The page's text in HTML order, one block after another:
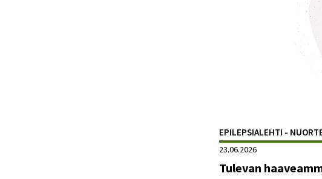
EPILEPSIALEHTI -
23.06.2026
Tulevan